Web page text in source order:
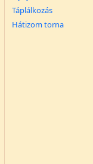
Táplálkozás
Hátizom torna